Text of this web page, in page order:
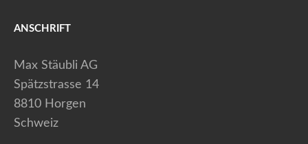
ANSCHRIFT
Max Stäubli AG
Spätzstrasse 14
8810 Horgen
Schweiz